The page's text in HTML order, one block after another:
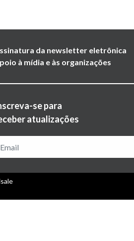
da newsletter eletrônica
à mídia e às organizações
se para
atualizações